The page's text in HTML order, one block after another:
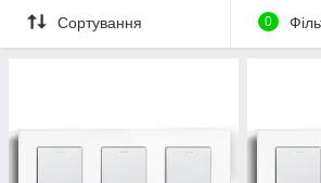
Сортування 0